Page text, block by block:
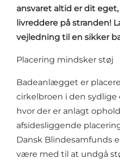
ansvaret altid er dit eget,
livreddere på stranden!
vejledning til en sikker
Placering mindsker støj
Badeanlægget er
cirkelbroen i den
hvor der er anlagt
afsidesliggende
Dansk Blindesamfunds
være med til at undgå